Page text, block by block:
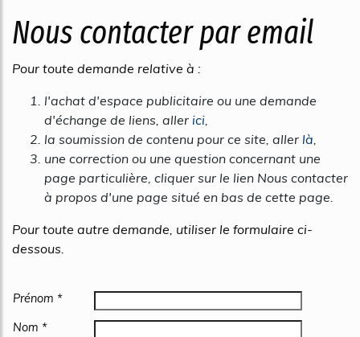
Nous contacter par email
Pour toute demande relative à :
l'achat d'espace publicitaire ou une demande
d'échange de liens, aller ici,
la soumission de contenu pour ce site, aller là,
une correction ou une question concernant une
page particulière, cliquer sur le lien Nous contacter
à propos d'une page situé en bas de cette page.
Pour toute autre demande, utiliser le formulaire ci-
dessous.
Prénom *
Nom *